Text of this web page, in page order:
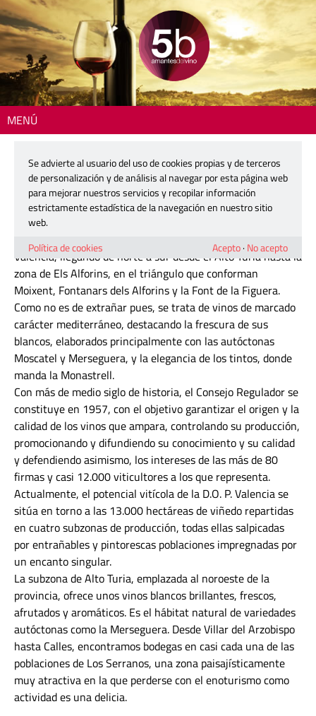
MENÚ
DO Valencia
Denominación de Origen Protegida Valencia
geográficamente en la zona más al este de la provincia de
Valencia, llegando de norte a sur desde el Alto Turia hasta la
zona de Els Alforins, en el triángulo que conforman
Moixent, Fontanars dels Alforins y la Font de la Figuera.
Como no es de extrañar pues, se trata de vinos de marcado
carácter mediterráneo, destacando la frescura de sus
blancos, elaborados principalmente con las autóctonas
Moscatel y Merseguera, y la elegancia de los tintos, donde
manda la Monastrell.
Con más de medio siglo de historia, el Consejo Regulador se
constituye en 1957, con el objetivo garantizar el origen y la
calidad de los vinos que ampara, controlando su producción,
promocionando y difundiendo su conocimiento y su calidad
y defendiendo asimismo, los intereses de las más de 80
firmas y casi 12.000 viticultores a los que representa.
Actualmente, el potencial vitícola de la D.O. P. Valencia se
sitúa en torno a las 13.000 hectáreas de viñedo repartidas
en cuatro subzonas de producción, todas ellas salpicadas
por entrañables y pintorescas poblaciones impregnadas por
un encanto singular.
La subzona de Alto Turia, emplazada al noroeste de la
provincia, ofrece unos vinos blancos brillantes, frescos,
afrutados y aromáticos. Es el hábitat natural de variedades
autóctonas como la Merseguera. Desde Villar del Arzobispo
hasta Calles, encontramos bodegas en casi cada una de las
poblaciones de Los Serranos, una zona paisajísticamente
muy atractiva en la que perderse con el enoturismo como
actividad es una delicia.
Se advierte al usuario del uso de cookies propias y de terceros
de personalización y de análisis al navegar por esta página web
para mejorar nuestros servicios y recopilar información
estrictamente estadística de la navegación en nuestro sitio
web.
Política de cookies
Acepto· No acepto